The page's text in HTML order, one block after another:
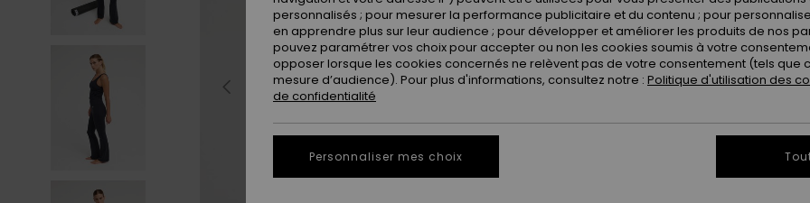
XS
personnalisés ; pour mesurer la performance publicitaire et du contenu ; pour
en apprendre plus sur leur audience ; pour développer et améliorer les produits de nos
pouvez paramétrer vos choix pour accepter ou non les cookies soumis à votre
opposer lorsque les cookies concernés ne relèvent pas de votre consentement (tels que
mesure d’audience). Pour plus d'informations, consultez notre : Politique d'utilisation des
de confidentialité
Personnaliser mes choix